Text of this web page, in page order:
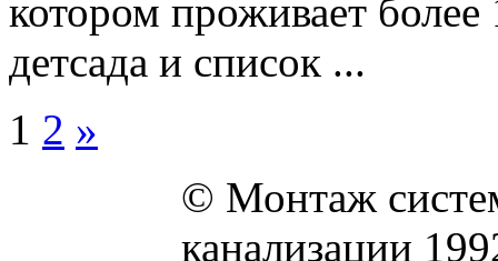
котором проживает более
детсада и список ...
1 2 »
© Монтаж
канализации